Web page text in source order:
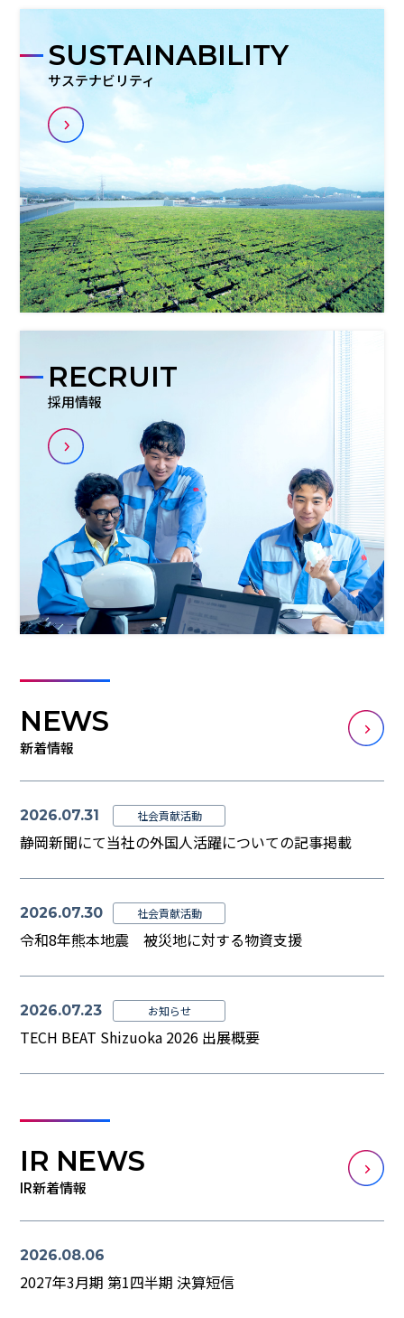
SUSTAINABILITY
サステナビリティ
RECRUIT
採用情報
NEWS
新着情報
2026.07.31 社会貢献活動
静岡新聞にて当社の外国人活躍についての記事掲載
2026.07.30 社会貢献活動
令和8年熊本地震 被災地に対する物資支援
2026.07.23 お知らせ
TECH BEAT Shizuoka 2026 出展概要
IR NEWS
IR新着情報
2026.08.06
2027年3月期 第1四半期 決算短信